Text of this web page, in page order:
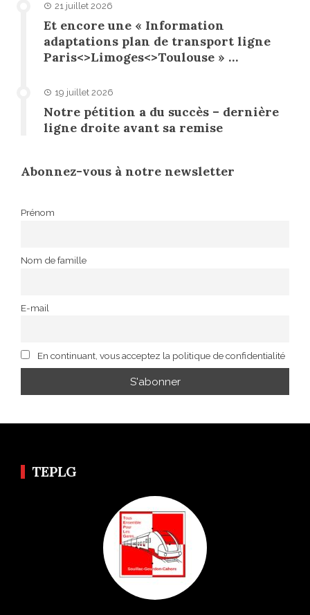
21 juillet 2026
Et encore une « Information
adaptations plan de transport ligne
Paris<>Limoges<>Toulouse » …
19 juillet 2026
Notre pétition a du succès – dernière
ligne droite avant sa remise
Abonnez-vous à notre newsletter
Prénom
Nom de famille
E-mail
En continuant, vous acceptez la politique de confidentialité
TEPLG